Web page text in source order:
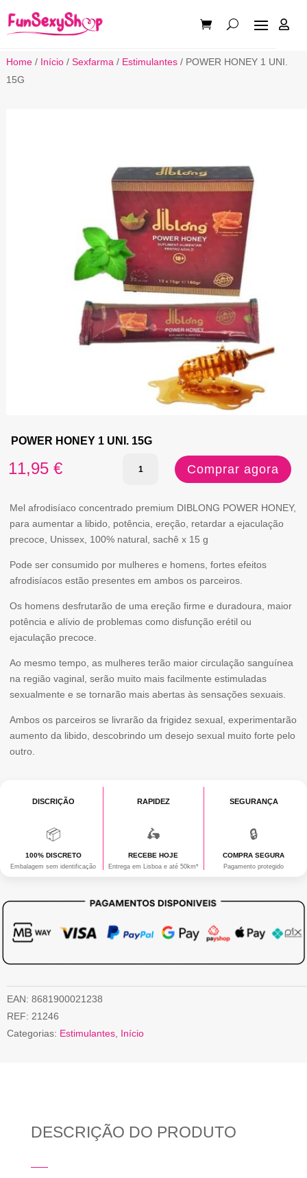

Home/ Início/ Sexfarma / Estimulantes/ POWER HONEY 1 UNI.
15G
POWER HONEY 1 UNI. 15G
11,95 €
Quantidade
POWER
HONEY
Comprar agora
Mel afrodisíaco concentrado premium DIBLONG POWER HONEY,
para aumentar a libido, potência, ereção, retardar a ejaculação
precoce, Unissex, 100% natural, sachê x 15 g
Pode ser consumido por mulheres e homens, fortes efeitos
afrodisíacos estão presentes em ambos os parceiros.
Os homens desfrutarão de uma ereção firme e duradoura, maior
potência e alívio de problemas como disfunção erétil ou
ejaculação precoce.
Ao mesmo tempo, as mulheres terão maior circulação sanguínea
na região vaginal, serão muito mais facilmente estimuladas
sexualmente e se tornarão mais abertas às sensações sexuais.
Ambos os parceiros se livrarão da frigidez sexual, experimentarão
aumento da libido, descobrindo um desejo sexual muito forte pelo
outro.
DISCRIÇÃO
📦
100% DISCRETO
Embalagem sem identificação
RAPIDEZ
🛵
RECEBE HOJE
Entrega em Lisboa e até 50km*
SEGURANÇA
🔒
COMPRA SEGURA
Pagamento protegido
EAN: 8681900021238
REF: 21246
Categorias: Estimulantes, Início
DESCRIÇÃO DO PRODUTO